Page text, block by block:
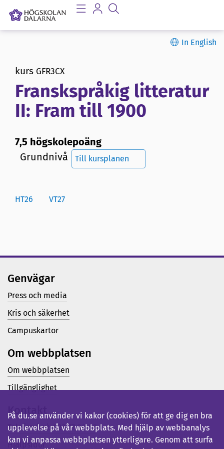
In English
kurs GFR3CX
Franskspråkig litteratur
II: Fram till 1900
7,5 högskolepoäng
Grundnivå
Till kursplanen
HT26 VT27
Genvägar
Press och media
Kris och säkerhet
Campuskartor
Om webbplatsen
Om webbplatsen
Tillgänglighet
Kontakt
Telefon (vx): 023-77 80 00
Hjälpsidor
På du.se använder vi kakor (cookies) för att ge dig en bra
upplevelse på vår webbplats. Med hjälp av webbanalys
kan vi anpassa webbplatsen ytterligare. Genom att surfa